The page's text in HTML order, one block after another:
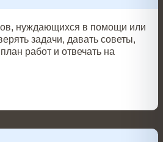
нуждающихся в помощи или
задачи, давать советы,
работ и отвечать на